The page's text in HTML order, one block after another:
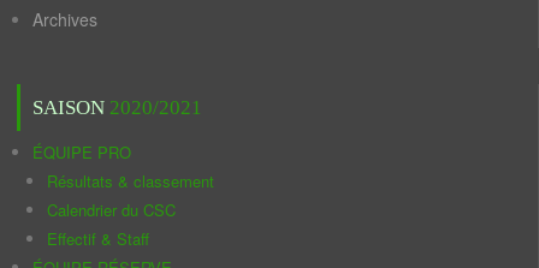
Archives
SAISON 2020/2021
ÉQUIPE PRO
Résultats & classement
Calendrier du CSC
Effectif & Staff